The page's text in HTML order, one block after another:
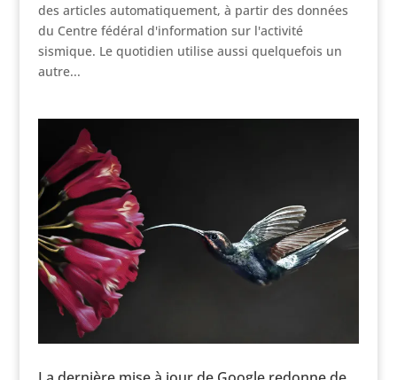
des articles automatiquement, à partir des données
du Centre fédéral d'information sur l'activité
sismique. Le quotidien utilise aussi quelquefois un
autre...